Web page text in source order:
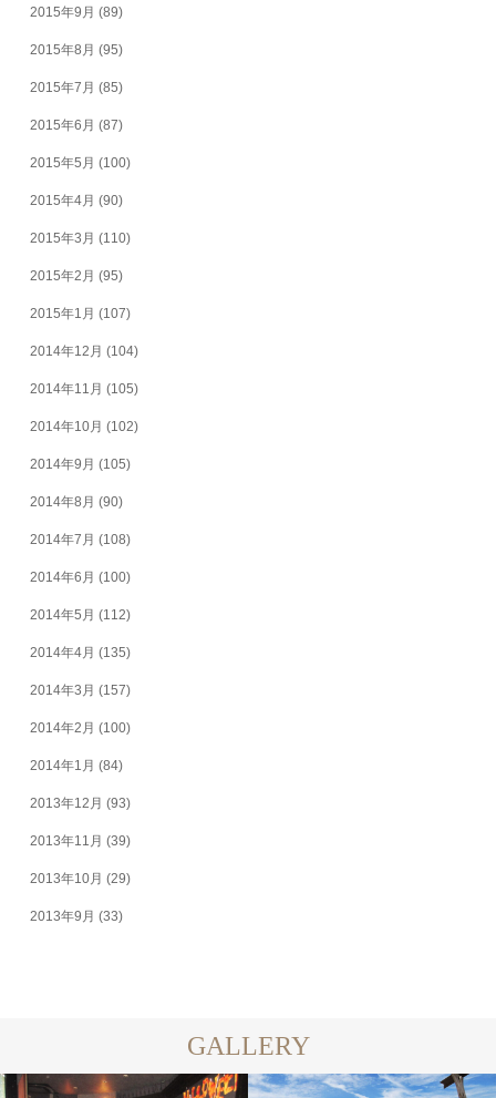
2015年9月 (89)
2015年8月 (95)
2015年7月 (85)
2015年6月 (87)
2015年5月 (100)
2015年4月 (90)
2015年3月 (110)
2015年2月 (95)
2015年1月 (107)
2014年12月 (104)
2014年11月 (105)
2014年10月 (102)
2014年9月 (105)
2014年8月 (90)
2014年7月 (108)
2014年6月 (100)
2014年5月 (112)
2014年4月 (135)
2014年3月 (157)
2014年2月 (100)
2014年1月 (84)
2013年12月 (93)
2013年11月 (39)
2013年10月 (29)
2013年9月 (33)
GALLERY